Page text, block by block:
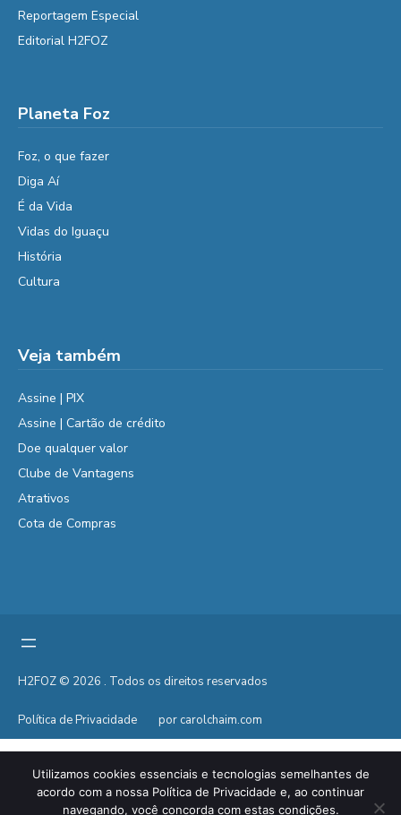
Reportagem Especial
Editorial H2FOZ
Planeta Foz
Foz, o que fazer
Diga Aí
É da Vida
Vidas do Iguaçu
História
Cultura
Veja também
Assine | PIX
Assine | Cartão de crédito
Doe qualquer valor
Clube de Vantagens
Atrativos
Cota de Compras
H2FOZ © 2026 . Todos os direitos reservados
Política de Privacidade por carolchaim.com
Utilizamos cookies essenciais e tecnologias semelhantes de
acordo com a nossa Política de Privacidade e, ao continuar
navegando, você concorda com estas condições.